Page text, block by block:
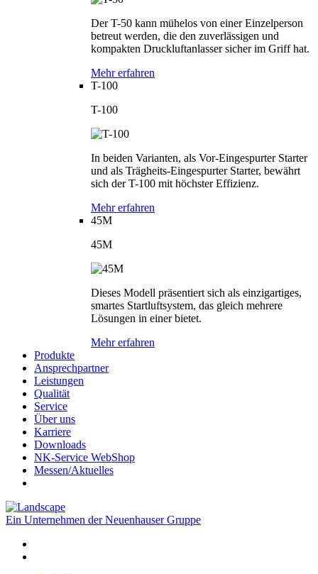
Der T-50 kann mühelos von einer Einzelperson
betreut werden, die den zuverlässigen und
kompakten Druckluftanlasser sicher im Griff hat.
Mehr erfahren
T-100
T-100
In beiden Varianten, als Vor-Eingespurter Starter
und als Trägheits-Eingespurter Starter, bewährt
sich der T-100 mit höchster Effizienz.
Mehr erfahren
45M
45M
Dieses Modell präsentiert sich als einzigartiges,
smartes Startluftsystem, das gleich mehrere
Lösungen in einer bietet.
Mehr erfahren
Produkte
Ansprechpartner
Leistungen
Qualität
Service
Über uns
Karriere
Downloads
NK-Service WebShop
Messen/Aktuelles
Ein Unternehmen der Neuenhauser Gruppe